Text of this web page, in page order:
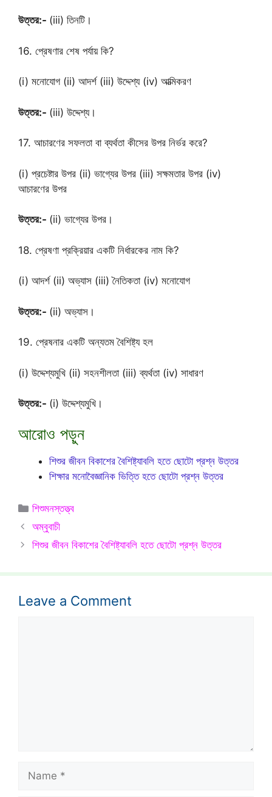
উত্তর:- (iii) তিনটি।
16. প্রেষণার শেষ পর্যায় কি?
(i) মনোযোগ (ii) আদর্শ (iii) উদ্দেশ্য (iv) আত্মিকরণ
উত্তর:- (iii) উদ্দেশ্য।
17. আচারণের সফলতা বা ব্যর্থতা কীসের উপর নির্ভর করে?
(i) প্রচেষ্টার উপর (ii) ভাগ্যের উপর (iii) সক্ষমতার উপর (iv)
আচারণের উপর
উত্তর:- (ii) ভাগ্যের উপর।
18. প্রেষণা প্রক্রিয়ার একটি নির্ধারকের নাম কি?
(i) আদর্শ (ii) অভ্যাস (iii) নৈতিকতা (iv) মনোযোগ
উত্তর:- (ii) অভ্যাস।
19. প্রেষনার একটি অন্যতম বৈশিষ্ট্য হল
(i) উদ্দেশ্যমুখি (ii) সহনশীলতা (iii) ব্যর্থতা (iv) সাধারণ
উত্তর:- (i) উদ্দেশ্যমুখি।
আরোও পড়ুন
শিশুর জীবন বিকাশের বৈশিষ্ট্যাবলি হতে ছোটো প্রশ্ন উত্তর
শিক্ষার মনোবৈজ্ঞানিক ভিত্তি হতে ছোটো প্রশ্ন উত্তর
Categories
শিশুমনস্তত্ত্ব
অম্বুবাচী
শিশুর জীবন বিকাশের বৈশিষ্ট্যাবলি হতে ছোটো প্রশ্ন উত্তর
Leave a Comment
Name